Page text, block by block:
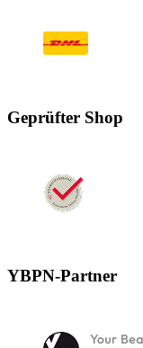
Geprüfter Shop
YBPN-Partner